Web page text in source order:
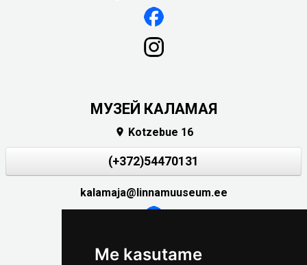
Me kasutame
МУЗЕЙ КАЛАМАЯ
 Kotzebue 16
(+372)54470131
kalamaja@linnamuuseum.ee